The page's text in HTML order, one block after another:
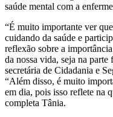
saúde mental com a
“É muito importante ver
cuidando da saúde e
reflexão sobre a
da nossa vida, seja na
secretária de Cidadania e
“Além disso, é muito
em dia, pois isso reflete na
completa Tânia.